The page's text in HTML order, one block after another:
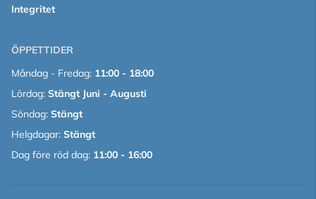
Integritet
ÖPPETTIDER
Måndag - Fredag: 11:00 - 18:00
Lördag: Stängt Juni - Augusti
Söndag: Stängt
Helgdagar: Stängt
Dag före röd dag: 11:00 - 16:00